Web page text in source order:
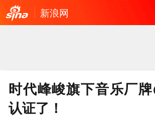
新浪网
时代峰峻旗下音乐厂
认证了！